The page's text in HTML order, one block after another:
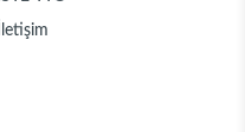
İletişim